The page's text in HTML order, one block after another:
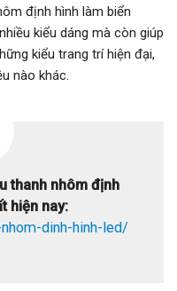
định hình làm biển
kiểu dáng mà còn giúp
kiểu trang trí hiện đại,
nào khác.
thanh nhôm định
hiện nay:
dinh-hinh-led/